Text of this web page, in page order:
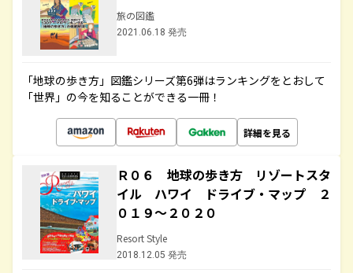
旅の図鑑
2021.06.18 発売
「地球の歩き方」図鑑シリーズ第6弾はランキングをとおして
「世界」の今を知ることができる一冊！
詳細を見る
Ｒ０６ 地球の歩き方 リゾートスタ
イル ハワイ ドライブ・マップ ２
０１９～２０２０
Resort Style
2018.12.05 発売